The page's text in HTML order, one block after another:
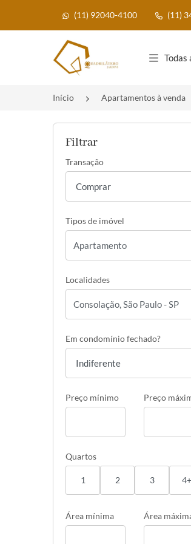
(11) 92040-4100 (11)
Página inicial
Todas
Início Apartamentos à venda
Filtrar
Transação
Tipos de imóvel
Localidades
Em condomínio fechado?
Preço mínimo Preço
Quartos
1 2 3 4+
Área mínima Área